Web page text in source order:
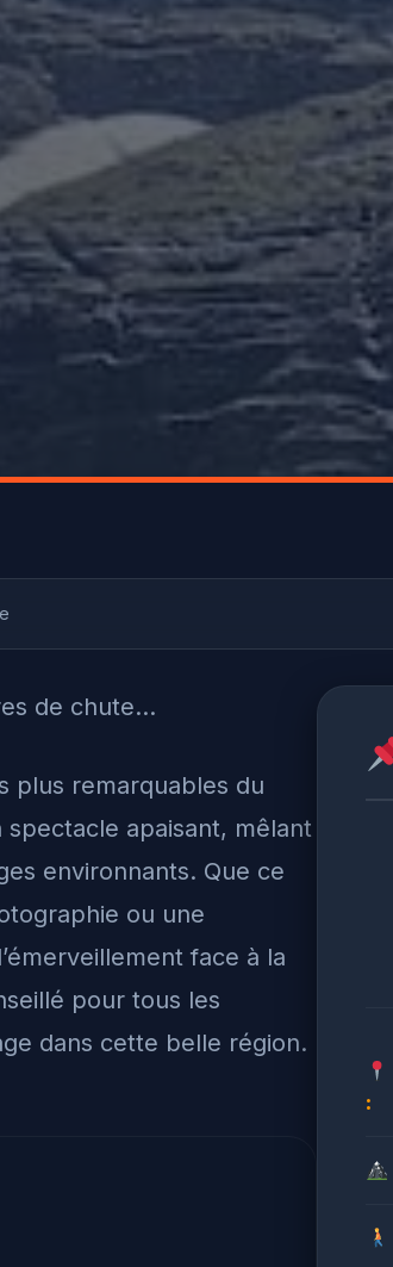
de chute…
plus remarquables du
apaisant, mêlant
environnants. Que ce
ou une
face à la
pour tous les
dans cette belle région.
: